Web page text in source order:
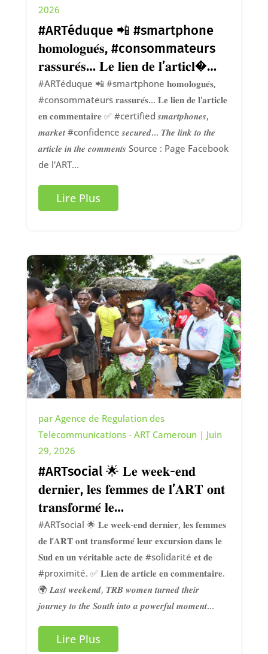
#ARTéduque 📲 #smartphone
𝐡𝐨𝐦𝐨𝐥𝐨𝐠𝐮𝐞́𝐬, #consommateurs
𝐫𝐚𝐬𝐬𝐮𝐫𝐞́𝐬… 𝐋𝐞 𝐥𝐢𝐞𝐧 𝐝𝐞 𝐥’𝐚𝐫𝐭𝐢𝐜𝐥�…
2026
#ARTéduque 📲 #smartphone 𝐡𝐨𝐦𝐨𝐥𝐨𝐠𝐮𝐞́𝐬,
#consommateurs 𝐫𝐚𝐬𝐬𝐮𝐫𝐞́𝐬… 𝐋𝐞 𝐥𝐢𝐞𝐧 𝐝𝐞 𝐥'𝐚𝐫𝐭𝐢𝐜𝐥𝐞
𝐞𝐧 𝐜𝐨𝐦𝐦𝐞𝐧𝐭𝐚𝐢𝐫𝐞 ✅ #certified 𝒔𝒎𝒂𝒓𝒕𝒑𝒉𝒐𝒏𝒆𝒔,
𝒎𝒂𝒓𝒌𝒆𝒕 #confidence 𝒔𝒆𝒄𝒖𝒓𝒆𝒅… 𝑻𝒉𝒆 𝒍𝒊𝒏𝒌 𝒕𝒐 𝒕𝒉𝒆
𝒂𝒓𝒕𝒊𝒄𝒍𝒆 𝒊𝒏 𝒕𝒉𝒆 𝒄𝒐𝒎𝒎𝒆𝒏𝒕𝒔 Source : Page Facebook
de l'ART...
Lire Plus
#ARTsocial 🌟 𝐋𝐞 𝐰𝐞𝐞𝐤-𝐞𝐧𝐝
𝐝𝐞𝐫𝐧𝐢𝐞𝐫, 𝐥𝐞𝐬 𝐟𝐞𝐦𝐦𝐞𝐬 𝐝𝐞 𝐥’𝐀𝐑𝐓 𝐨𝐧𝐭
𝐭𝐫𝐚𝐧𝐬𝐟𝐨𝐫𝐦𝐞́ 𝐥𝐞…
par Agence de Regulation des
Telecommunications - ART Cameroun| Juin
29, 2026
#ARTsocial 🌟 𝐋𝐞 𝐰𝐞𝐞𝐤-𝐞𝐧𝐝 𝐝𝐞𝐫𝐧𝐢𝐞𝐫, 𝐥𝐞𝐬 𝐟𝐞𝐦𝐦𝐞𝐬
𝐝𝐞 𝐥’𝐀𝐑𝐓 𝐨𝐧𝐭 𝐭𝐫𝐚𝐧𝐬𝐟𝐨𝐫𝐦𝐞́ 𝐥𝐞𝐮𝐫 𝐞𝐱𝐜𝐮𝐫𝐬𝐢𝐨𝐧 𝐝𝐚𝐧𝐬 𝐥𝐞
𝐒𝐮𝐝 𝐞𝐧 𝐮𝐧 𝐯𝐞́𝐫𝐢𝐭𝐚𝐛𝐥𝐞 𝐚𝐜𝐭𝐞 𝐝𝐞 #solidarité 𝐞𝐭 𝐝𝐞
#proximité. ✅ 𝐋𝐢𝐞𝐧 𝐝𝐞 𝐚𝐫𝐭𝐢𝐜𝐥𝐞 𝐞𝐧 𝐜𝐨𝐦𝐦𝐞𝐧𝐭𝐚𝐢𝐫𝐞.
🌍 𝑳𝒂𝒔𝒕 𝒘𝒆𝒆𝒌𝒆𝒏𝒅, 𝑻𝑹𝑩 𝒘𝒐𝒎𝒆𝒏 𝒕𝒖𝒓𝒏𝒆𝒅 𝒕𝒉𝒆𝒊𝒓
𝒋𝒐𝒖𝒓𝒏𝒆𝒚 𝒕𝒐 𝒕𝒉𝒆 𝑺𝒐𝒖𝒕𝒉 𝒊𝒏𝒕𝒐 𝒂 𝒑𝒐𝒘𝒆𝒓𝒇𝒖𝒍 𝒎𝒐𝒎𝒆𝒏𝒕...
Lire Plus